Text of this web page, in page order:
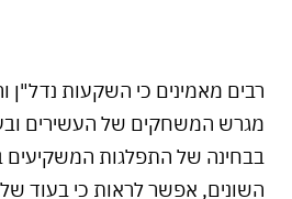
רבים מאמינים כי השקעות נדל"ן
מגרש המשחקים של העשירים
בבחינה של התפלגות
השונים, אפשר לראות כי בעוד